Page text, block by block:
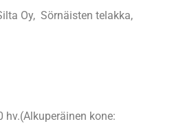
Oy, Sörnäisten telakka,
hv.(Alkuperäinen kone: